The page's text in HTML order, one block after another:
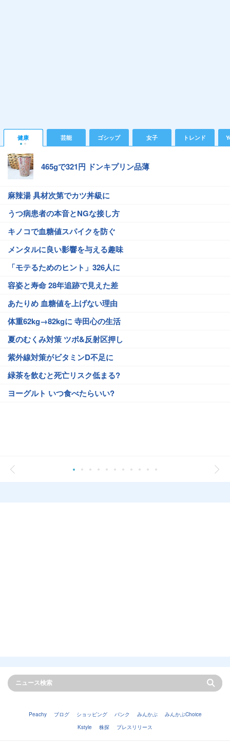
健康 芸能 ゴシップ 女子 トレンド
465gで321円 ドンキプリン品薄
麻辣湯 具材次第でカツ丼級に
うつ病患者の本音とNGな接し方
キノコで血糖値スパイクを防ぐ
メンタルに良い影響を与える趣味
「モテるためのヒント」326人に
容姿と寿命 28年追跡で見えた差
あたりめ 血糖値を上げない理由
体重62kg→82kgに 寺田心の生活
夏のむくみ対策 ツボ&反射区押し
紫外線対策がビタミンD不足に
緑茶を飲むと死亡リスク低まる?
ヨーグルト いつ食べたらいい?
Peachy ブログ ショッピング バンク みんかぶ
みんかぶChoice
Kstyle
株探 プレスリリース